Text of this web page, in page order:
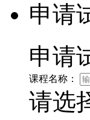
申请
申请
课程名称：
请选